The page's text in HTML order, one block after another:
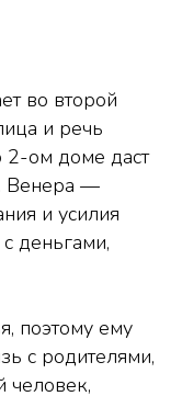
во второй
и речь
2-ом доме даст
Венера —
и усилия
деньгами,
поэтому ему
с родителями,
человек,